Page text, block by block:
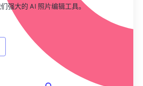
强大的 AI 照片编辑工具。